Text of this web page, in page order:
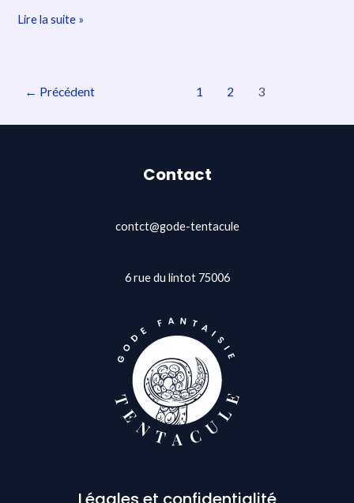
Lire la suite »
← Précédent 1 2 3
Contact
contct@gode-tentacule
6 rue du lintot 75006